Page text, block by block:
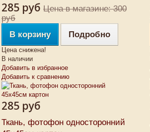
285 руб Цена в магазине: 300
руб
В корзину
Подробно
Цена снижена!
В наличии
Добавить в избранное
Добавить к сравнению
285 руб
Ткань, фотофон односторонний